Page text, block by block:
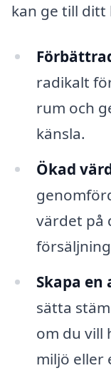
kan ge till ditt
radikalt
rum och
känsla.
Ökad
värdet på
Skapa en
sätta
om du vill
miljö eller